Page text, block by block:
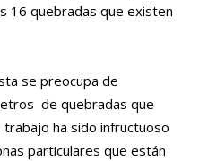
16 quebradas que existen
se preocupa de
de quebradas que
ha sido infructuoso
particulares que están